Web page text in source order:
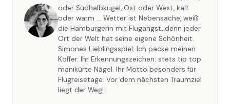
oder Südhalbkugel, Ost oder West, kalt
oder warm … Wetter ist Nebensache, weiß
die Hamburgerin mit Flugangst, denn jeder
Ort der Welt hat seine eigene Schönheit.
Simones Lieblingsspiel: Ich packe meinen
Koffer. Ihr Erkennungszeichen: stets tip top
manikürte Nägel. Ihr Motto besonders für
Flugreisetage: Vor dem nächsten Traumziel
liegt der Weg!